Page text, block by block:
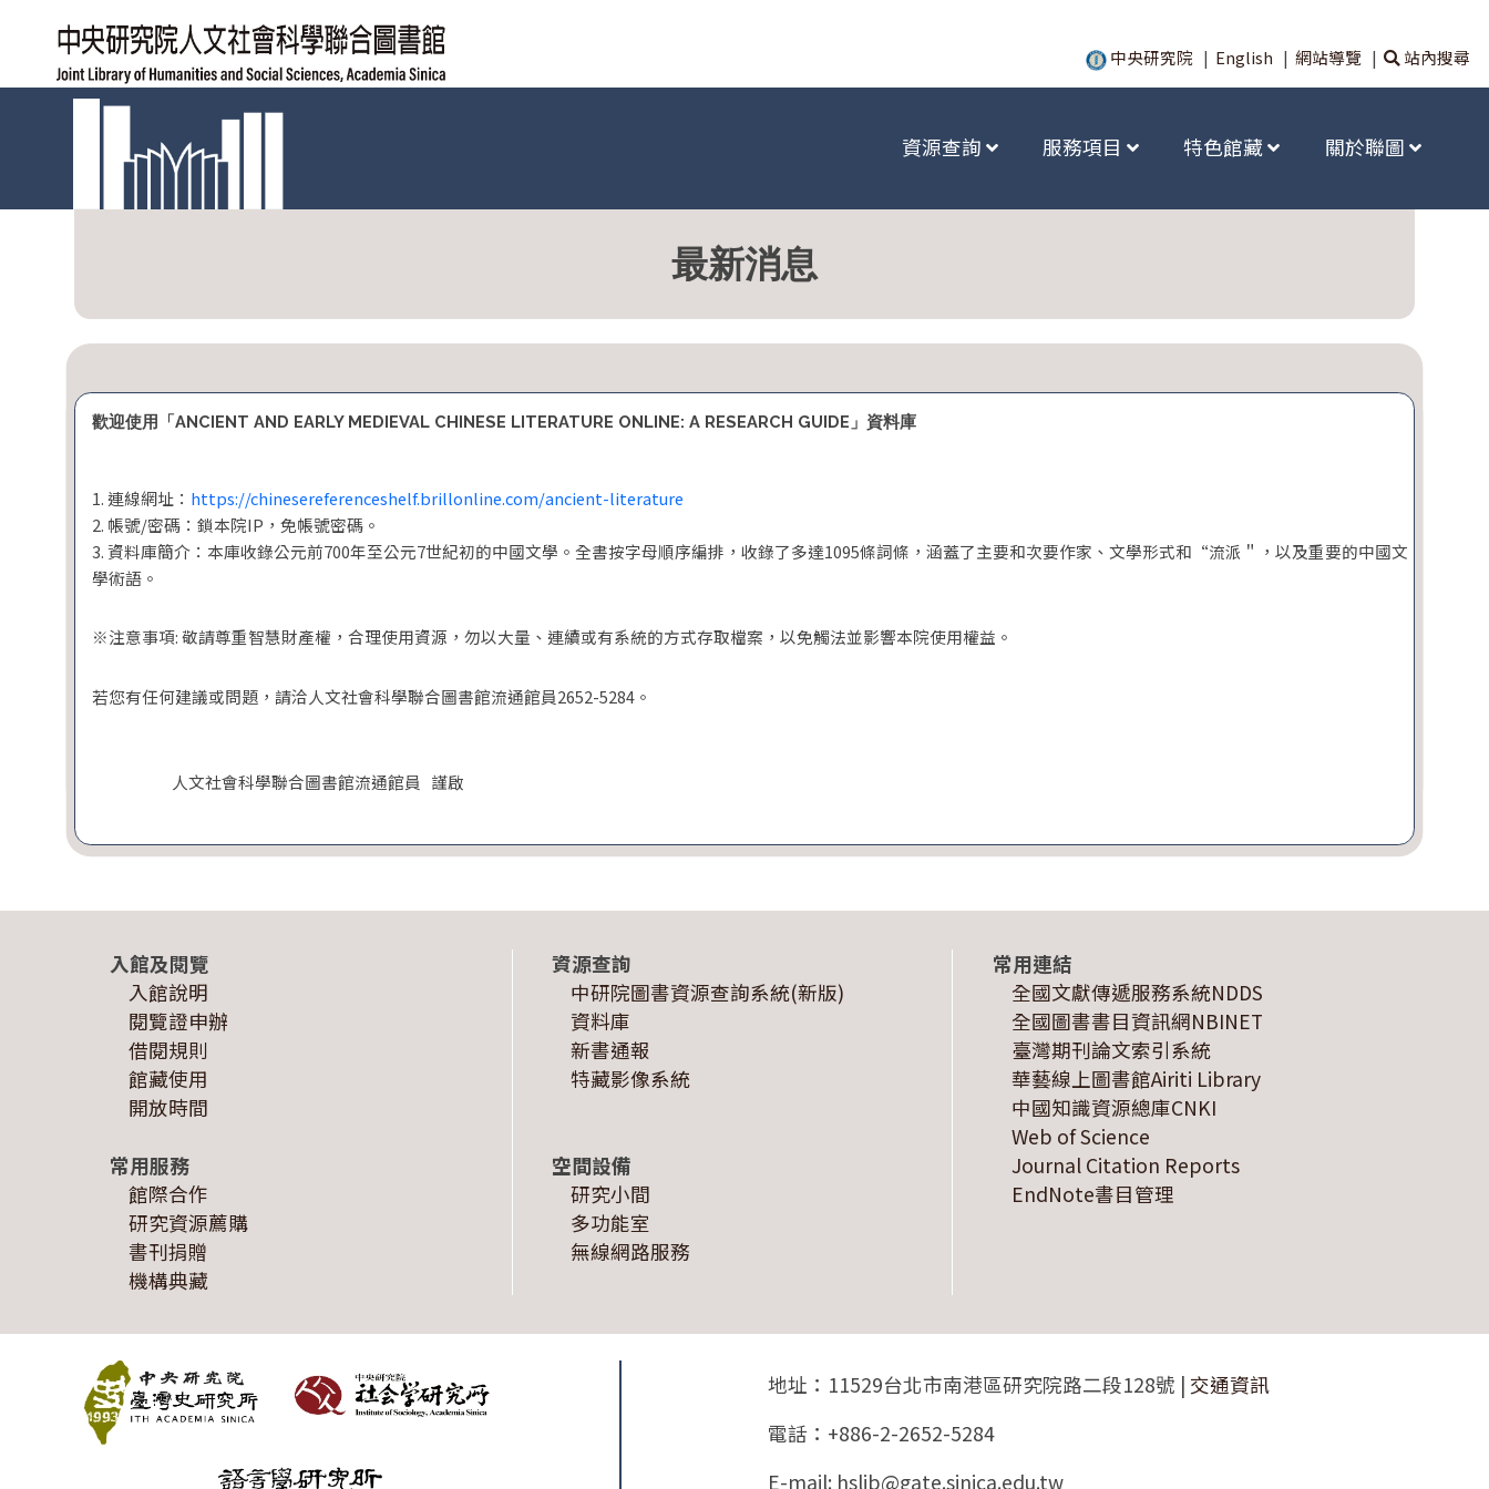
主
中央研究院 | English | 網站導覽 | 站內搜尋
資源查詢 服務項目 特色館藏 關於聯圖
最新消息
歡迎使用「ANCIENT AND EARLY MEDIEVAL CHINESE LITERATURE ONLINE: A RESEARCH GUIDE」資料庫
1. 連線網址： https://chinesereferenceshelf.brillonline.com/ancient-literature
2. 帳號/密碼：鎖本院IP，免帳號密碼。
3. 資料庫簡介：本庫收錄公元前700年至公元7世紀初的中國文學。全書按字母順序編排，收錄了多達1095條詞條，涵蓋了主要和次要作家、文學形式和“流派＂，以及重要的中國文
學術語。
※注意事項: 敬請尊重智慧財產權，合理使用資源，勿以大量、連續或有系統的方式存取檔案，以免觸法並影響本院使用權益。
若您有任何建議或問題，請洽人文社會科學聯合圖書館流通館員2652-5284。
人文社會科學聯合圖書館流通館員 謹啟
入館及閱覽
入館說明
閱覽證申辦
借閱規則
館藏使用
開放時間
常用服務
館際合作
研究資源薦購
書刊捐贈
機構典藏
資源查詢
中研院圖書資源查詢系統(新版)
資料庫
新書通報
特藏影像系統
空間設備
研究小間
多功能室
無線網路服務
常用連結
全國文獻傳遞服務系統NDDS
全國圖書書目資訊網NBINET
臺灣期刊論文索引系統
華藝線上圖書館Airiti Library
中國知識資源總庫CNKI
Web of Science
Journal Citation Reports
EndNote書目管理
地址：11529台北市南港區研究院路二段128號 | 交通資訊
電話：+886-2-2652-5284
E-mail: hslib@gate.sinica.edu.tw